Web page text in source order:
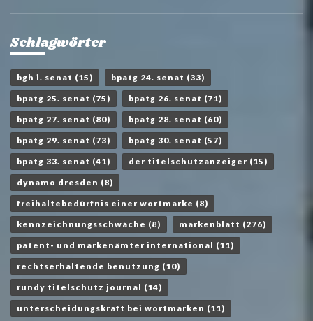
Schlagwörter
bgh i. senat (15) bpatg 24. senat (33)
bpatg 25. senat (75) bpatg 26. senat (71)
bpatg 27. senat (80) bpatg 28. senat (60)
bpatg 29. senat (73) bpatg 30. senat (57)
bpatg 33. senat (41) der titelschutzanzeiger (15)
dynamo dresden (8)
freihaltebedürfnis einer wortmarke (8)
kennzeichnungsschwäche (8) markenblatt (276)
patent- und markenämter international (11)
rechtserhaltende benutzung (10)
rundy titelschutz journal (14)
unterscheidungskraft bei wortmarken (11)